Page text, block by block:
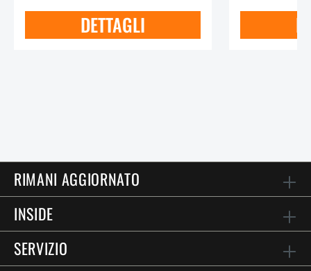
DETTAGLI
RIMANI AGGIORNATO
INSIDE
SERVIZIO